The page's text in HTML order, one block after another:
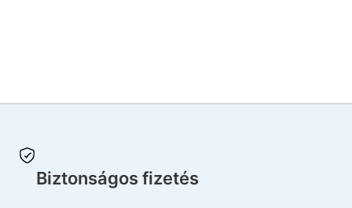
Biztonságos fizetés